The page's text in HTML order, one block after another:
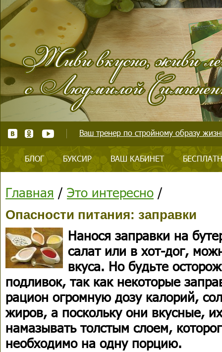
Ваш тренер по стройному образу
БЛОГ БУКСИР ВАШ КАБИНЕТ
Главная / Это интересно /
Опасности питания: заправки
Нанося заправки на
салат или в хот-дог,
вкуса. Но будьте
подливок, так как некоторые
рацион огромную дозу калорий,
жиров, а поскольку они вкусные,
намазывать толстым слоем,
необходимо на одну порцию.